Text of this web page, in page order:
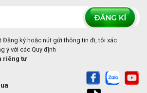
Đăng ký hoặc nút gửi thông tin đi, tôi xác
ý với các Quy định
riêng tư